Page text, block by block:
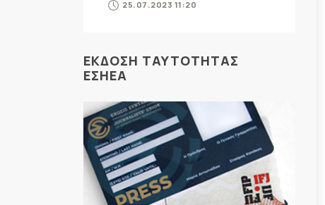
25.07.2023 11:20
ΕΚΔΟΣΗ ΤΑΥΤΟΤΗΤΑΣ
ΕΣΗΕΑ